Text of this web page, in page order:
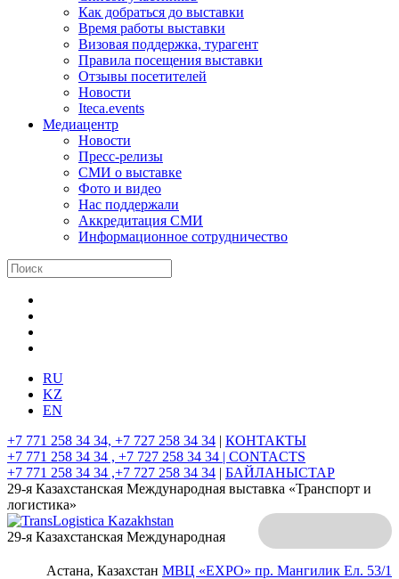
Как добраться до выставки
Время работы выставки
Визовая поддержка, турагент
Правила посещения выставки
Отзывы посетителей
Новости
Iteca.events
Медиацентр
Новости
Пресс-релизы
СМИ о выставке
Фото и видео
Нас поддержали
Аккредитация СМИ
Информационное сотрудничество
RU
KZ
EN
+7 771 258 34 34, +7 727 258 34 34 | КОНТАКТЫ
+7 771 258 34 34 , +7 727 258 34 34 | CONTACTS
+7 771 258 34 34 ,+7 727 258 34 34 | БАЙЛАНЫСТАР
29-я Казахстанская Международная выставка «Транспорт и
логистика»
Астана, Казахстан МВЦ «EXPO» пр. Мангилик Ел. 53/1
29-я Казахстанская Международная